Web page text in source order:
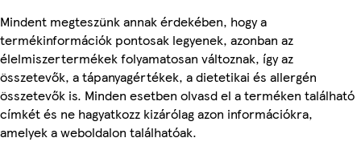
Mindent megteszünk annak érdekében, hogy a
termékinformációk pontosak legyenek, azonban az
élelmiszertermékek folyamatosan változnak, így az
összetevők, a tápanyagértékek, a dietetikai és allergén
összetevők is. Minden esetben olvasd el a terméken található
címkét és ne hagyatkozz kizárólag azon információkra,
amelyek a weboldalon találhatóak.